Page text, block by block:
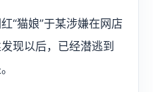
“猫娘”于某涉嫌在网店
现以后，已经潜逃到